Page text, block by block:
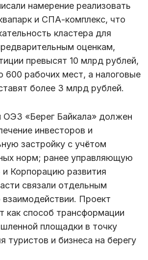
намерение реализовать
и СПА-комплекс, что
кластера для
оценкам,
превысят 10 млрд рублей,
600 рабочих мест, а налоговые
более 3 млрд рублей.
«Берег Байкала» должен
инвесторов и
застройку с учётом
норм; ранее управляющую
Корпорацию развития
связали отдельным
Проект
как способ трансформации
площадки в точку
туристов и бизнеса на берегу